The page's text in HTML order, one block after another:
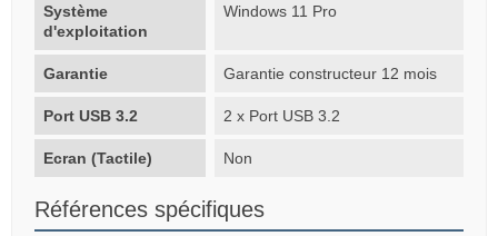
Système
d'exploitation
Windows 11 Pro
Garantie Garantie constructeur 12 mois
Port USB 3.2 2 x Port USB 3.2
Ecran (Tactile) Non
Références spécifiques